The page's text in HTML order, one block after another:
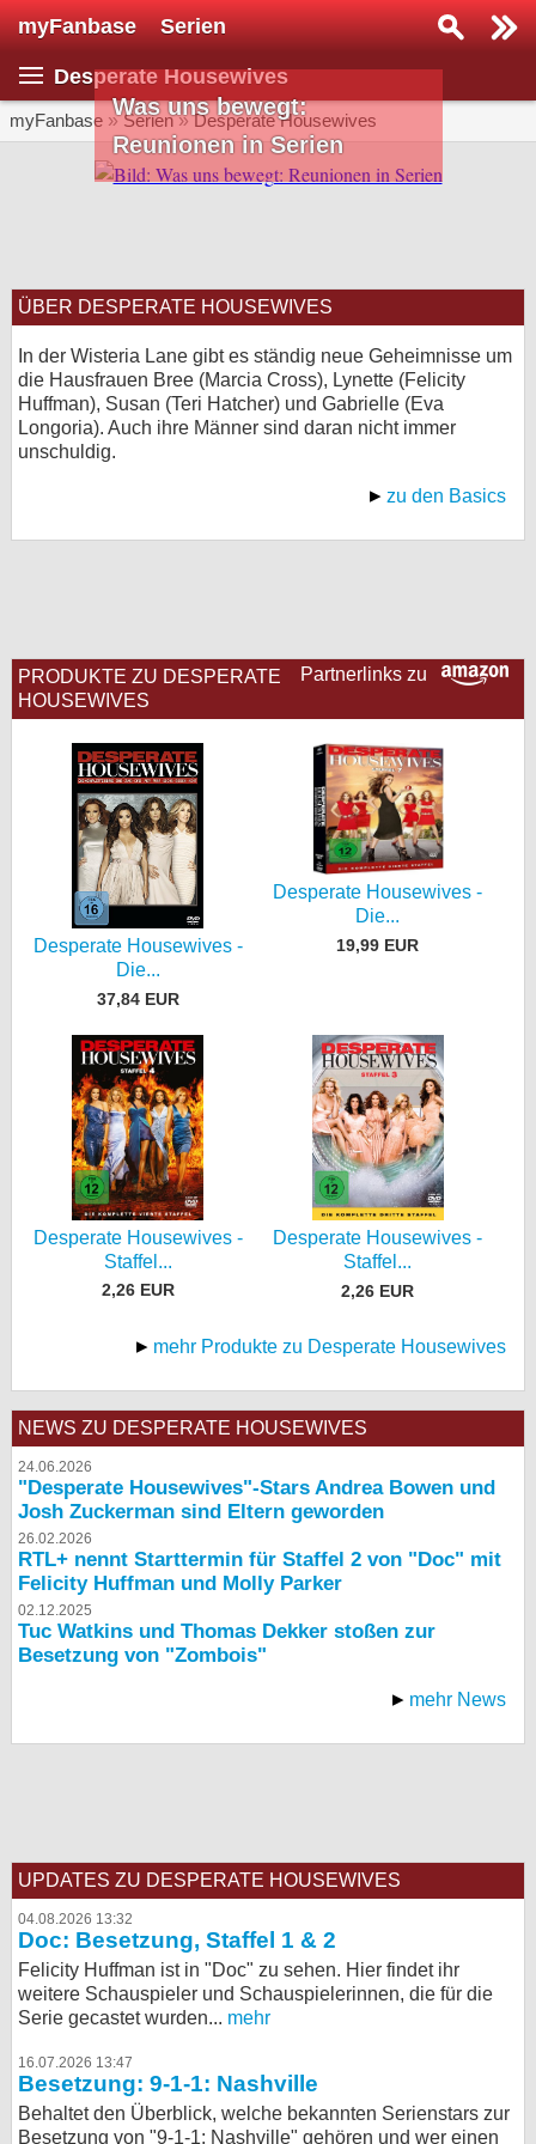
myFanbase Serien
Desperate Housewives
myFanbase »Serien»Desperate Housewives
Was uns bewegt:
Reunionen in Serien
ÜBER DESPERATE HOUSEWIVES
In der Wisteria Lane gibt es ständig neue Geheimnisse um
die Hausfrauen Bree (Marcia Cross), Lynette (Felicity
Huffman), Susan (Teri Hatcher) und Gabrielle (Eva
Longoria). Auch ihre Männer sind daran nicht immer
unschuldig.
zu den Basics
Partnerlinks zu
PRODUKTE ZU DESPERATE
HOUSEWIVES
Desperate Housewives -
Die...
37,84 EUR
Desperate Housewives -
Die...
19,99 EUR
Desperate Housewives -
Staffel...
2,26 EUR
Desperate Housewives -
Staffel...
2,26 EUR
mehr Produkte zu Desperate Housewives
NEWS ZU DESPERATE HOUSEWIVES
24.06.2026
"Desperate Housewives"-Stars Andrea Bowen und
Josh Zuckerman sind Eltern geworden
26.02.2026
RTL+ nennt Starttermin für Staffel 2 von "Doc" mit
Felicity Huffman und Molly Parker
02.12.2025
Tuc Watkins und Thomas Dekker stoßen zur
Besetzung von "Zombois"
mehr News
UPDATES ZU DESPERATE HOUSEWIVES
04.08.2026 13:32
Doc: Besetzung, Staffel 1 & 2
Felicity Huffman ist in "Doc" zu sehen. Hier findet ihr
weitere Schauspieler und Schauspielerinnen, die für die
Serie gecastet wurden... mehr
16.07.2026 13:47
Besetzung: 9-1-1: Nashville
Behaltet den Überblick, welche bekannten Serienstars zur
Besetzung von "9-1-1: Nashville" gehören und wer einen
Serie suchen...
Home
SERIEN
Serien
Veranstaltungen
KULTUR
Specials
SERVICE
Nutzungsbedingungen
Datenschutz
Cookie-Einstellungen
Impressum
Desktop-Ansicht